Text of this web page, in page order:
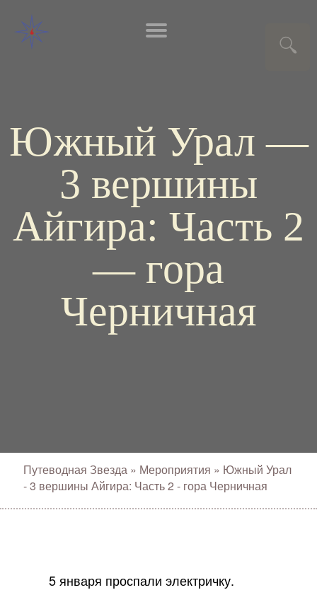
Южный Урал —
3 вершины
Айгира: Часть 2
— гора
Черничная
Путеводная Звезда » Мероприятия » Южный Урал
- 3 вершины Айгира: Часть 2 - гора Черничная
5 января проспали электричку.